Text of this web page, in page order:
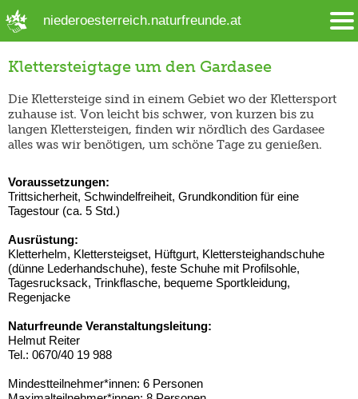
niederoesterreich.naturfreunde.at
Klettersteigtage um den Gardasee
Die Klettersteige sind in einem Gebiet wo der Klettersport
zuhause ist. Von leicht bis schwer, von kurzen bis zu
langen Klettersteigen, finden wir nördlich des Gardasee
alles was wir benötigen, um schöne Tage zu genießen.
Voraussetzungen:
Trittsicherheit, Schwindelfreiheit, Grundkondition für eine
Tagestour (ca. 5 Std.)
Ausrüstung:
Kletterhelm, Klettersteigset, Hüftgurt, Klettersteighandschuhe
(dünne Lederhandschuhe), feste Schuhe mit Profilsohle,
Tagesrucksack, Trinkflasche, bequeme Sportkleidung,
Regenjacke
Naturfreunde Veranstaltungsleitung:
Helmut Reiter
Tel.: 0670/40 19 988
Mindestteilnehmer*innen: 6 Personen